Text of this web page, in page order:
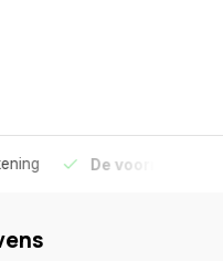
De voorraad die